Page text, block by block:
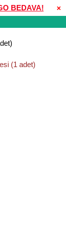
×
BEDAVA!